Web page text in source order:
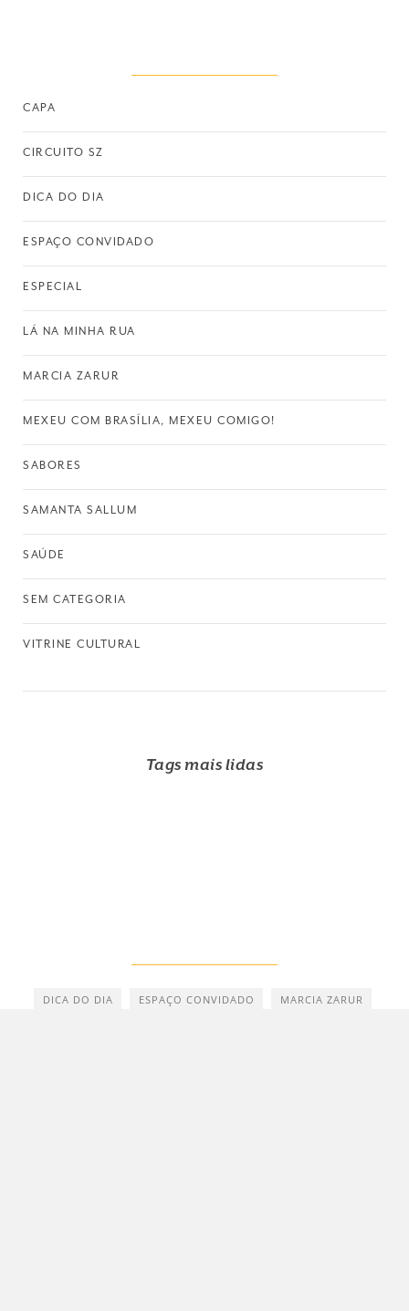
CAPA
CIRCUITO SZ
DICA DO DIA
ESPAÇO CONVIDADO
ESPECIAL
LÁ NA MINHA RUA
MARCIA ZARUR
MEXEU COM BRASÍLIA, MEXEU COMIGO!
SABORES
SAMANTA SALLUM
SAÚDE
SEM CATEGORIA
VITRINE CULTURAL
Tags mais lidas
DICA DO DIA ESPAÇO CONVIDADO MARCIA ZARUR